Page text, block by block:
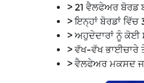
> 21 ਵੈਲਫੇਅਰ ਬੋਰਡ
> ਇਨ੍ਹਾਂ ਬੋਰਡਾਂ
> ਅਹੁਦੇਦਾਰਾਂ ਨੂੰ ਕੋਈ
> ਵੱਖ-ਵੱਖ ਭਾਈਚਾਰੇ
> ਵੈਲਫੇਅਰ ਮਕਸਦ